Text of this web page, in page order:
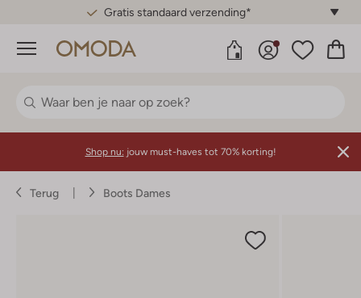
Gratis standaard verzending*
Menu
Shop nu: jouw must-haves tot 70% korting!
Terug Boots Dames